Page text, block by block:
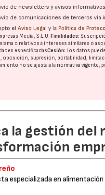
de newsletters y avisos
de comunicaciones de terceros vía
elAviso Legal y la Política de
Media, S.L.U.Finalidades:
o relativos a intereses similares o
especificadasCesión: Los datos
oposición, supresión, portabilidad,
no se ajusta a la normativa vigente,
la gestión del
especializada en alimentación